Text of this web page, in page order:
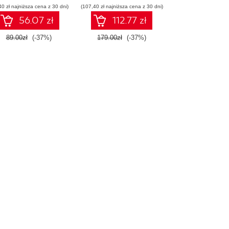
zł najniższa cena z 30 dni)
56.07 zł
89.00zł (-37%)
(107,40 zł najniższa cena z 30 dni)
112.77 zł
179.00zł (-37%)